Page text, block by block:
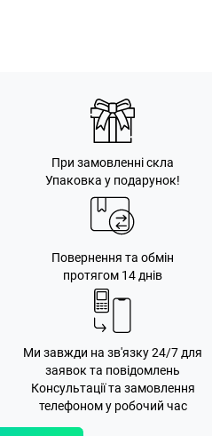
При замовленні скла
Упаковка у подарунок!
Повернення та обмін
протягом 14 днів
Ми завжди на зв'язку 24/7 для
заявок та повідомлень
Консультації та замовлення
телефоном у робочий час